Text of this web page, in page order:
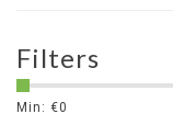
Filters
Min: €0